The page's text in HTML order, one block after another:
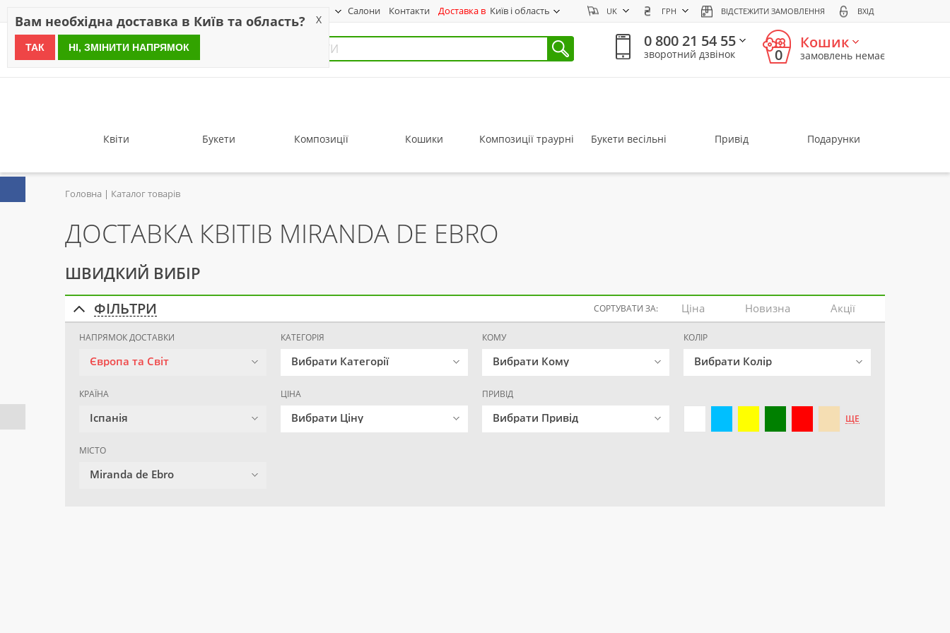
Салони Контакти Доставка в Київ і область UK ГРН ВІДСТЕЖИТИ ЗАМОВЛЕННЯ ВХІД
since 1999
0 800 21 54 55
зворотний дзвінок 0
Кошик
замовлень немає
Квіти Букети Композиції Кошики Композиції траурні Букети весільні Привід Подарунки
Головна Каталог товарів
ДОСТАВКА КВІТІВ MIRANDA DE EBRO
ШВИДКИЙ ВИБІР
ФІЛЬТРИ СОРТУВАТИ ЗА: Ціна Новизна Акції
НАПРЯМОК ДОСТАВКИ
Європа та Світ
КАТЕГОРІЯ
Вибрати Категорії
КОМУ
Вибрати Кому
КОЛІР
Вибрати Колір
КРАЇНА
Іспанія
МІСТО
Miranda de Ebro
ЦІНА
Вибрати Ціну
ПРИВІД
Вибрати Привід ЩЕ
Вам необхідна доставка в Київ та область? X
ТАК НІ, ЗМІНИТИ НАПРЯМОК